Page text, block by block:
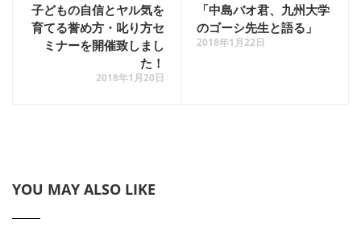
子どもの自信とヤル気を
育てる誉め方・叱り方セ
ミナーを開催致しまし
た！
2018年1月20日
「中島バオ君、九州大学
のゴーシ先生と語る」
2018年1月22日
YOU MAY ALSO LIKE